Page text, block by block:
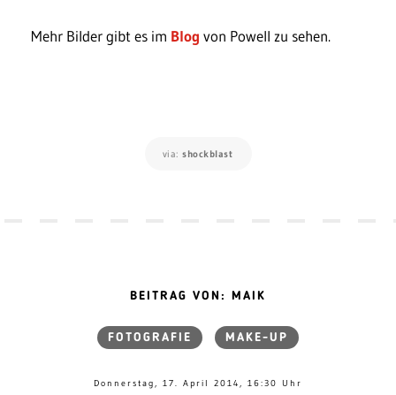
Mehr Bilder gibt es im Blog von Powell zu sehen.
via: shockblast
BEITRAG VON: MAIK
FOTOGRAFIE MAKE-UP
Donnerstag, 17. April 2014, 16:30 Uhr